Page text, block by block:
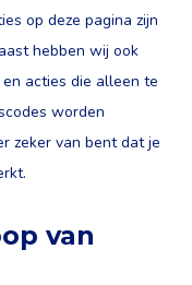
op deze pagina zijn
hebben wij ook
acties die alleen te
worden
zeker van bent dat je
van